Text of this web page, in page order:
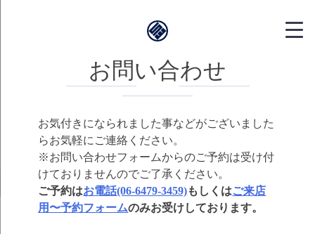
靱本町がく｜
お問い合わせ
お気付きになられました事などがございました
らお気軽にご連絡ください。
※お問い合わせフォームからのご予約は受け付
けておりませんのでご了承ください。
ご予約はお電話(06-6479-3459)もしくはご来店
用〜予約フォームのみお受けしております。